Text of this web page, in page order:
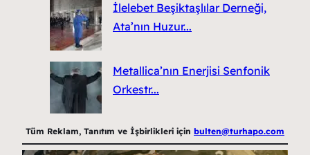
İlelebet Beşiktaşlılar Derneği,
Ata’nın Huzur...
Metallica’nın Enerjisi Senfonik
Orkestr...
Tüm Reklam, Tanıtım ve İşbirlikleri için bulten@turhapo.com